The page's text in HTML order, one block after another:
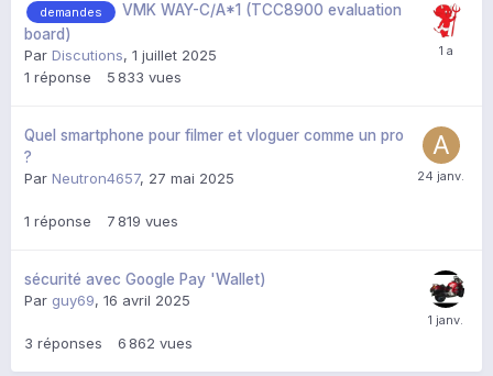
demandes
VMK WAY-C/A*1 (TCC8900 evaluation
board)
Par Discutions, 1 juillet 2025
1 réponse 5 833 vues
Quel smartphone pour filmer et vloguer comme un pro
?
Par Neutron4657, 27 mai 2025
1 réponse 7 819 vues
sécurité avec Google Pay 'Wallet)
Par guy69, 16 avril 2025
3 réponses 6 862 vues